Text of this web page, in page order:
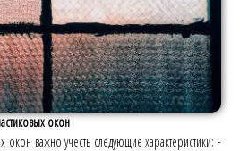
окон
важно учесть следующие характеристики: -